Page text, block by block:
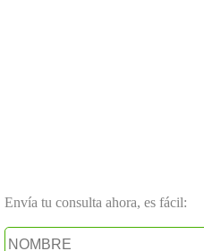
Envía tu consulta ahora, es fácil: